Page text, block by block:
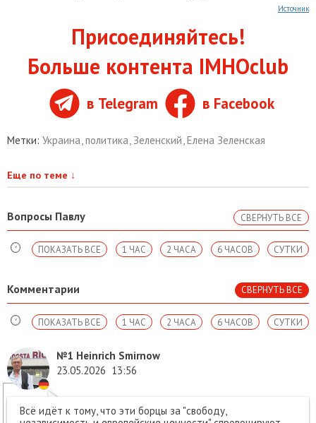
Источник
Присоединяйтесь!
Больше контента IMHOclub
в Telegram в Facebook
Метки: Украина,политика, Зеленский,Елена Зеленская
Еще по теме ↓
Вопросы Павлу СВЕРНУТЬ ВСЕ
СУТКИ
6 ЧАСОВ
2 ЧАСА
1 ЧАС
ПОКАЗАТЬ ВСЕ
Комментарии СВЕРНУТЬ ВСЕ
СУТКИ
6 ЧАСОВ
2 ЧАСА
1 ЧАС
ПОКАЗАТЬ ВСЕ
№1 Heinrich Smirnow
23.05.2026 13:56
Всё идёт к тому, что эти борцы за "свободу,